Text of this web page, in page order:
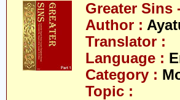
Greater Sins
Author :
Translator :
Language :
Category :
Topic :